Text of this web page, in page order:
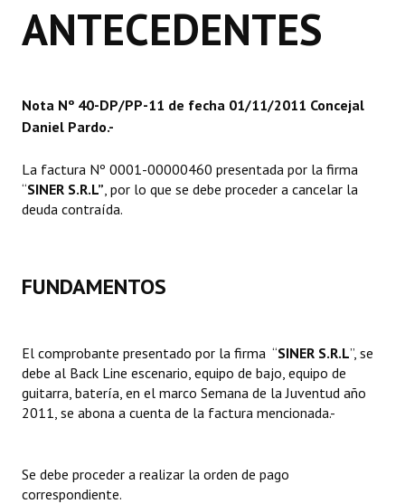
Constitución Nacional
Carta Orgánica 2007
Digesto
Dictámenes Asesoría Letrada
Actas de Sesión
Ejecución Presupuestaria
ANTECEDENTES
Nota Nº 40-DP/PP-11 de fecha 01/11/2011 Concejal
Daniel Pardo.-
La factura Nº 0001-00000460 presentada por la firma
“SINER S.R.L”, por lo que se debe proceder a cancelar la
deuda contraída.
FUNDAMENTOS
El comprobante presentado por la firma “SINER S.R.L”, se
debe al Back Line escenario, equipo de bajo, equipo de
guitarra, batería, en el marco Semana de la Juventud año
2011, se abona a cuenta de la factura mencionada.-
Se debe proceder a realizar la orden de pago
correspondiente.